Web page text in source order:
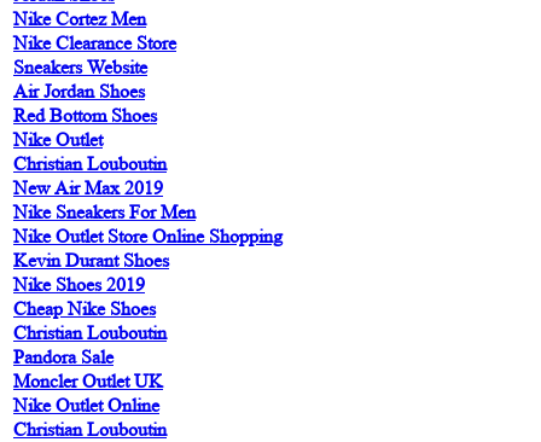
Nike Cortez Men
Nike Clearance Store
Sneakers Website
Air Jordan Shoes
Red Bottom Shoes
Nike Outlet
Christian Louboutin
New Air Max 2019
Nike Sneakers For Men
Nike Outlet Store Online Shopping
Kevin Durant Shoes
Nike Shoes 2019
Cheap Nike Shoes
Christian Louboutin
Pandora Sale
Moncler Outlet UK
Nike Outlet Online
Christian Louboutin